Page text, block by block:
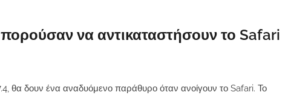
να αντικαταστήσουν το Safari
θα δουν ένα αναδυόμενο παράθυρο όταν ανοίγουν το Safari. Το